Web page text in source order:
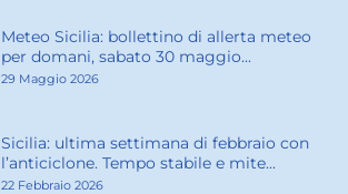
Meteo Sicilia: bollettino di allerta meteo
per domani, sabato 30 maggio...
29 Maggio 2026
Sicilia: ultima settimana di febbraio con
l’anticiclone. Tempo stabile e mite...
22 Febbraio 2026